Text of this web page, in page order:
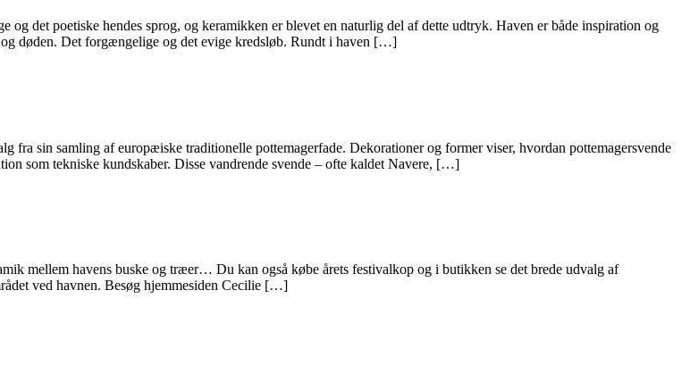
det poetiske hendes sprog, og keramikken er blevet en naturlig del af dette udtryk. Haven er både inspiration og
døden. Det forgængelige og det evige kredsløb. Rundt i haven […]
sin samling af europæiske traditionelle pottemagerfade. Dekorationer og former viser, hvordan pottemagersvende
som tekniske kundskaber. Disse vandrende svende – ofte kaldet Navere, […]
mellem havens buske og træer… Du kan også købe årets festivalkop og i butikken se det brede udvalg af
ved havnen. Besøg hjemmesiden Cecilie […]